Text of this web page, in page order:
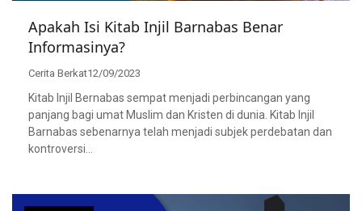
Apakah Isi Kitab Injil Barnabas Benar
Informasinya?
Cerita Berkat12/09/2023
Kitab Injil Bernabas sempat menjadi perbincangan yang
panjang bagi umat Muslim dan Kristen di dunia. Kitab Injil
Barnabas sebenarnya telah menjadi subjek perdebatan dan
kontroversi…